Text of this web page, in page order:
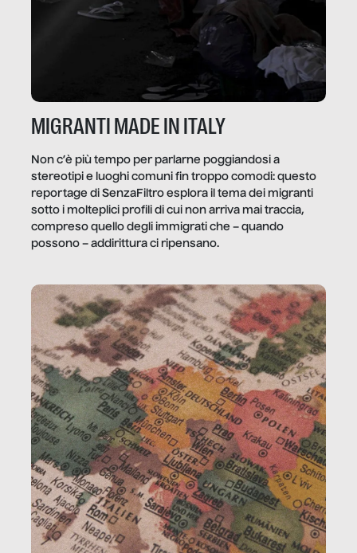
MIGRANTI MADE IN ITALY
Non c’è più tempo per parlarne poggiandosi a
stereotipi e luoghi comuni fin troppo comodi: questo
reportage di SenzaFiltro esplora il tema dei migranti
sotto i molteplici profili di cui non arriva mai traccia,
compreso quello degli immigrati che – quando
possono – addirittura ci ripensano.